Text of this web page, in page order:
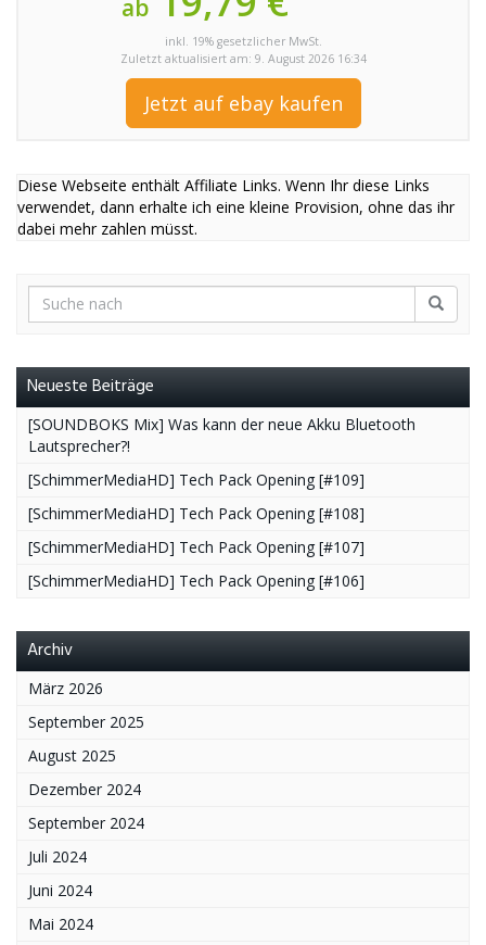
ab
inkl. 19% gesetzlicher MwSt.
Zuletzt aktualisiert am: 9. August 2026 16:34
Jetzt auf ebay kaufen
Diese Webseite enthält Affiliate Links. Wenn Ihr diese Links
verwendet, dann erhalte ich eine kleine Provision, ohne das ihr
dabei mehr zahlen müsst.
Neueste Beiträge
[SOUNDBOKS Mix] Was kann der neue Akku Bluetooth
Lautsprecher?!
[SchimmerMediaHD] Tech Pack Opening [#109]
[SchimmerMediaHD] Tech Pack Opening [#108]
[SchimmerMediaHD] Tech Pack Opening [#107]
[SchimmerMediaHD] Tech Pack Opening [#106]
Archiv
März 2026
September 2025
August 2025
Dezember 2024
September 2024
Juli 2024
Juni 2024
Mai 2024